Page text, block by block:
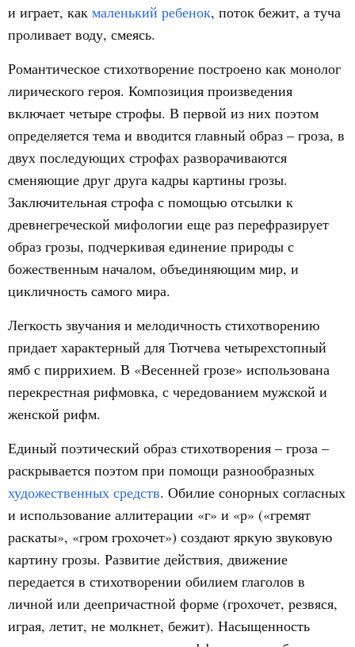
и играет, как маленький ребенок, поток бежит, а туча
проливает воду, смеясь.
Романтическое стихотворение построено как монолог
лирического героя. Композиция произведения
включает четыре строфы. В первой из них поэтом
определяется тема и вводится главный образ – гроза, в
двух последующих строфах разворачиваются
сменяющие друг друга кадры картины грозы.
Заключительная строфа с помощью отсылки к
древнегреческой мифологии еще раз перефразирует
образ грозы, подчеркивая единение природы с
божественным началом, объединяющим мир, и
цикличность самого мира.
Легкость звучания и мелодичность стихотворению
придает характерный для Тютчева четырехстопный
ямб с пиррихием. В «Весенней грозе» использована
перекрестная рифмовка, с чередованием мужской и
женской рифм.
Единый поэтический образ стихотворения – гроза –
раскрывается поэтом при помощи разнообразных
художественных средств. Обилие сонорных согласных
и использование аллитерации «г» и «р» («гремят
раскаты», «гром грохочет») создают яркую звуковую
картину грозы. Развитие действия, движение
передается в стихотворении обилием глаголов в
личной или деепричастной форме (грохочет, резвяся,
играя, летит, не молкнет, бежит). Насыщенность